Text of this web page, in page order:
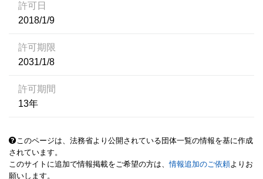
許可日
2018/1/9
許可期限
2031/1/8
許可期間
13年
このページは、法務省より公開されている団体一覧の情報を基に作成
されています。
このサイトに追加で情報掲載をご希望の方は、情報追加のご依頼よりお
願いします。